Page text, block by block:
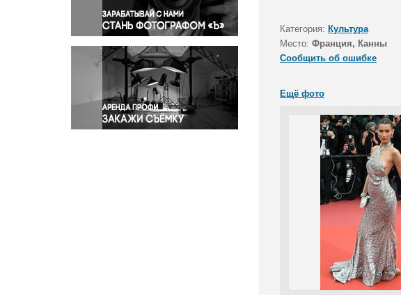
Происшествия и конфликты
Религия
Светская жизнь
Спорт
Экология
Экономика и бизнес
Категория: Культура
Место: Франция, Канны
Сообщить об ошибке
Ещё фото